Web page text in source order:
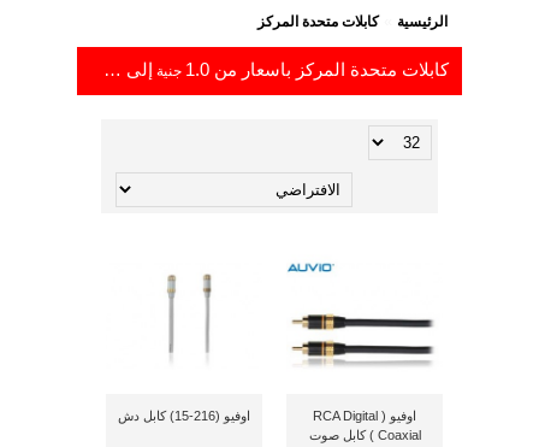
الرئيسية »كابلات متحدة المركز
كابلات متحدة المركز باسعار من 1.0 جنية إلى 299.0
اوفيو ( RCA Digital
Coaxial ) كابل صوت
اوفيو (216-15) كابل دش